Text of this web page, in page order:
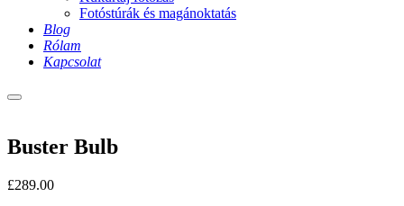
Fotóstúrák és magánoktatás
Blog
Rólam
Kapcsolat
Main
Buster Bulb
£289.00